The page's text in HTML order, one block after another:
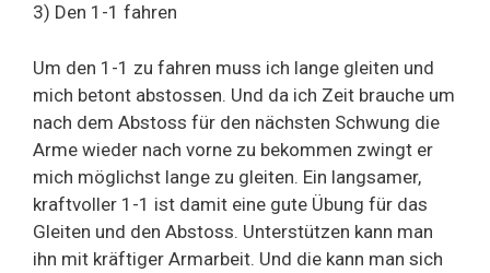
3) Den 1-1 fahren
Um den 1-1 zu fahren muss ich lange gleiten und
mich betont abstossen. Und da ich Zeit brauche um
nach dem Abstoss für den nächsten Schwung die
Arme wieder nach vorne zu bekommen zwingt er
mich möglichst lange zu gleiten. Ein langsamer,
kraftvoller 1-1 ist damit eine gute Übung für das
Gleiten und den Abstoss. Unterstützen kann man
ihn mit kräftiger Armarbeit. Und die kann man sich